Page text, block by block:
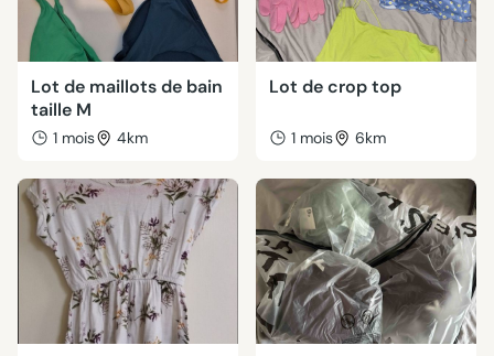
Lot de maillots de bain
taille M
1 mois 4km
Lot de crop top
1 mois 6km